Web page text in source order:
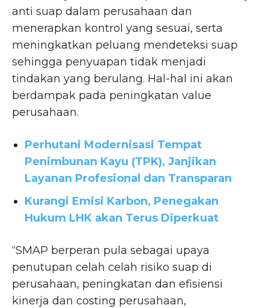
anti suap dalam perusahaan dan
menerapkan kontrol yang sesuai, serta
meningkatkan peluang mendeteksi suap
sehingga penyuapan tidak menjadi
tindakan yang berulang. Hal-hal ini akan
berdampak pada peningkatan value
perusahaan.
Perhutani Modernisasi Tempat
Penimbunan Kayu (TPK), Janjikan
Layanan Profesional dan Transparan
Kurangi Emisi Karbon, Penegakan
Hukum LHK akan Terus Diperkuat
“SMAP berperan pula sebagai upaya
penutupan celah celah risiko suap di
perusahaan, peningkatan dan efisiensi
kinerja dan costing perusahaan,